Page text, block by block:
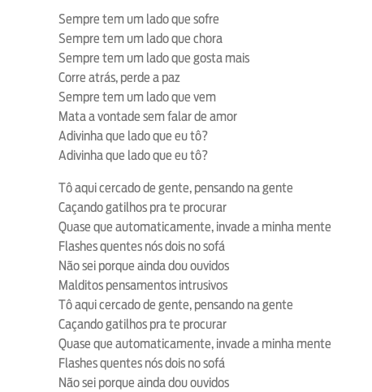
Sempre tem um lado que sofre
Sempre tem um lado que chora
Sempre tem um lado que gosta mais
Corre atrás, perde a paz
Sempre tem um lado que vem
Mata a vontade sem falar de amor
Adivinha que lado que eu tô?
Adivinha que lado que eu tô?
Tô aqui cercado de gente, pensando na gente
Caçando gatilhos pra te procurar
Quase que automaticamente, invade a minha mente
Flashes quentes nós dois no sofá
Não sei porque ainda dou ouvidos
Malditos pensamentos intrusivos
Tô aqui cercado de gente, pensando na gente
Caçando gatilhos pra te procurar
Quase que automaticamente, invade a minha mente
Flashes quentes nós dois no sofá
Não sei porque ainda dou ouvidos